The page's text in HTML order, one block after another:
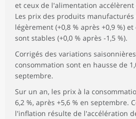
et ceux de l'alimentation accélèrent
Les prix des produits
légèrement (+0,8 % après +0,9 %)
sont stables (+0,0 % après -1,5 %).
Corrigés des variations
consommation sont en hausse de
septembre.
Sur un an, les prix à la
6,2 %, après +5,6 % en septembre.
l'inflation résulte de l'accélération